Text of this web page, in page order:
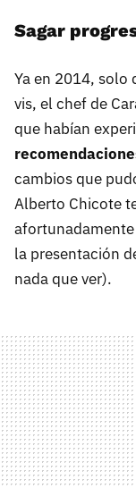
Sagar
Ya en 2014, solo
vis, el chef de
que habían
cambios que
Alberto Chicote
afortunadamente
la presentación
nada que ver).